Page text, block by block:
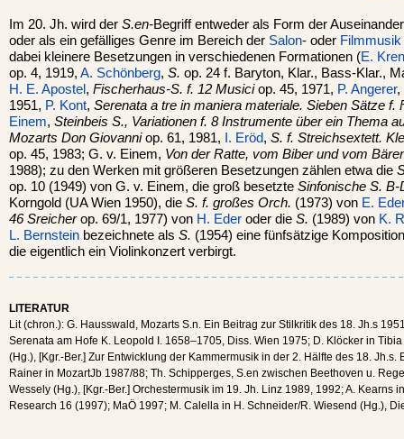
Im 20. Jh. wird der S.en-Begriff entweder als Form der
oder als ein gefälliges Genre im Bereich der Salon- oder Filmmusik
dabei kleinere Besetzungen in verschiedenen Formationen (E.
op. 4, 1919, A. Schönberg, S. op. 24 f. Baryton, Klar., Bass-Klar.,
H. E. Apostel , Fischerhaus-S. f. 12 Musiciop. 45, 1971, P. Angerer,
1951, P. Kont, Serenata a tre in maniera materiale. Sieben Sätze f.
Einem, Steinbeis S., Variationen f. 8 Instrumente über ein Thema
Mozarts Don Giovanniop. 61, 1981, I. Eröd, S. f. Streichsextett.
op. 45, 1983; G. v. Einem, Von der Ratte, vom Biber und vom
1988); zu den Werken mit größeren Besetzungen zählen etwa die
op. 10 (1949) von G. v. Einem, die groß besetzte Sinfonische S.
Korngold (UA Wien 1950), die S. f. großes Orch. (1973) von E.
46 Sreicherop. 69/1, 1977) von H. Eder oder die S. (1989) von K.
L. Bernstein bezeichnete als S. (1954) eine fünfsätzige
die eigentlich ein Violinkonzert verbirgt.
LITERATUR
Lit (chron.): G. Hausswald, Mozarts S.n. Ein Beitrag zur Stilkritik des 18. Jh.s
Serenata am Hofe K. Leopold I. 1658–1705, Diss. Wien 1975; D. Klöcker in
(Hg.), [Kgr.-Ber.] Zur Entwicklung der Kammermusik in der 2. Hälfte des 18. Jh.s.
Rainer in MozartJb 1987/88; Th. Schipperges, S.en zwischen Beethoven u.
Wessely (Hg.), [Kgr.-Ber.] Orchestermusik im 19. Jh. Linz 1989, 1992; A. Kearns
Research 16 (1997); MaÖ 1997; M. Calella in H. Schneider/R. Wiesend (Hg.),